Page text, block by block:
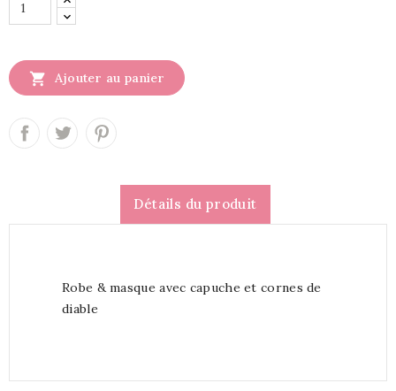
 Ajouter au panier
Détails du produit
Robe & masque avec capuche et cornes de
diable